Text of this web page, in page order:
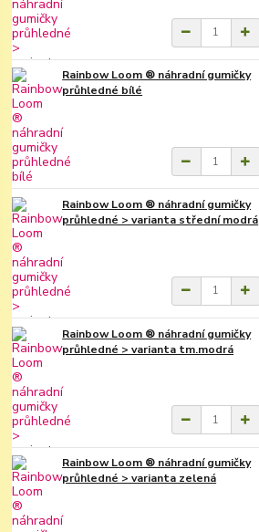
Rainbow Loom ® náhradní gumičky
průhledné bílé
Rainbow Loom ® náhradní gumičky
průhledné > varianta střední modrá
Rainbow Loom ® náhradní gumičky
průhledné > varianta tm.modrá
Rainbow Loom ® náhradní gumičky
průhledné > varianta zelená